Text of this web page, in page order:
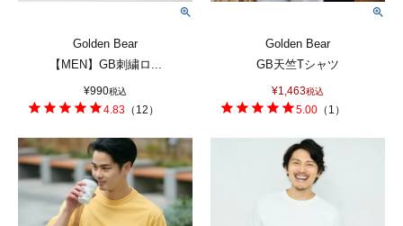
Golden Bear
【MEN】GB刺繍ロ...
¥990税込
4.83 （ 12 ）
Golden Bear
GB天竺Tシャツ
¥1,463税込
5.00 （ 1 ）